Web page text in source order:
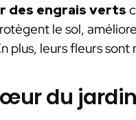
des engrais verts
le sol,
plus, leurs fleurs sont
du